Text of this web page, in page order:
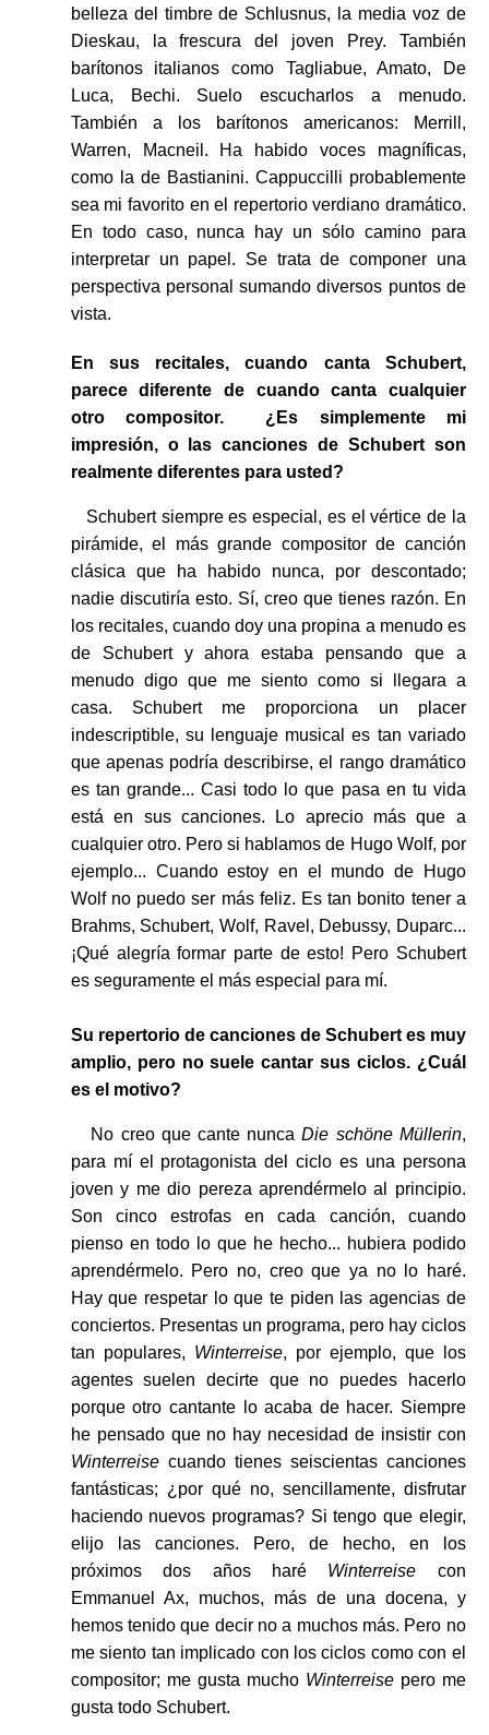
belleza del timbre de Schlusnus, la media voz de
Dieskau, la frescura del joven Prey. También
barítonos italianos como Tagliabue, Amato, De
Luca, Bechi. Suelo escucharlos a menudo.
También a los barítonos americanos: Merrill,
Warren, Macneil. Ha habido voces magníficas,
como la de Bastianini. Cappuccilli probablemente
sea mi favorito en el repertorio verdiano dramático.
En todo caso, nunca hay un sólo camino para
interpretar un papel. Se trata de componer una
perspectiva personal sumando diversos puntos de
vista.
En sus recitales, cuando canta Schubert,
parece diferente de cuando canta cualquier
otro compositor. ¿Es simplemente mi
impresión, o las canciones de Schubert son
realmente diferentes para usted?
Schubert siempre es especial, es el vértice de la
pirámide, el más grande compositor de canción
clásica que ha habido nunca, por descontado;
nadie discutiría esto. Sí, creo que tienes razón. En
los recitales, cuando doy una propina a menudo es
de Schubert y ahora estaba pensando que a
menudo digo que me siento como si llegara a
casa. Schubert me proporciona un placer
indescriptible, su lenguaje musical es tan variado
que apenas podría describirse, el rango dramático
es tan grande... Casi todo lo que pasa en tu vida
está en sus canciones. Lo aprecio más que a
cualquier otro. Pero si hablamos de Hugo Wolf, por
ejemplo... Cuando estoy en el mundo de Hugo
Wolf no puedo ser más feliz. Es tan bonito tener a
Brahms, Schubert, Wolf, Ravel, Debussy, Duparc...
¡Qué alegría formar parte de esto! Pero Schubert
es seguramente el más especial para mí.
Su repertorio de canciones de Schubert es muy
amplio, pero no suele cantar sus ciclos. ¿Cuál
es el motivo?
No creo que cante nuncaDie schöne Müllerin,
para mí el protagonista del ciclo es una persona
joven y me dio pereza aprendérmelo al principio.
Son cinco estrofas en cada canción, cuando
pienso en todo lo que he hecho... hubiera podido
aprendérmelo. Pero no, creo que ya no lo haré.
Hay que respetar lo que te piden las agencias de
conciertos. Presentas un programa, pero hay ciclos
tan populares, Winterreise, por ejemplo, que los
agentes suelen decirte que no puedes hacerlo
porque otro cantante lo acaba de hacer. Siempre
he pensado que no hay necesidad de insistir con
Winterreisecuando tienes seiscientas canciones
fantásticas; ¿por qué no, sencillamente, disfrutar
haciendo nuevos programas? Si tengo que elegir,
elijo las canciones. Pero, de hecho, en los
próximos dos años haré Winterreise con
Emmanuel Ax, muchos, más de una docena, y
hemos tenido que decir no a muchos más. Pero no
me siento tan implicado con los ciclos como con el
compositor; me gusta mucho Winterreise pero me
gusta todo Schubert.